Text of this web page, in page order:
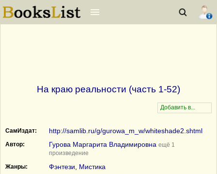
На краю реальности (часть 1-52)
СамИздат: http://samlib.ru/g/gurowa_m_w/whiteshade2.shtml
Автор: Гурова Маргарита Владимировна ещё 1
произведение
Жанры:
Фэнтези Мистика